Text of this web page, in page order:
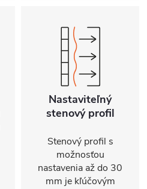
Nastaviteľný
stenový profil
Stenový profil s
možnosťou
nastavenia až do 30
mm je kľúčovým